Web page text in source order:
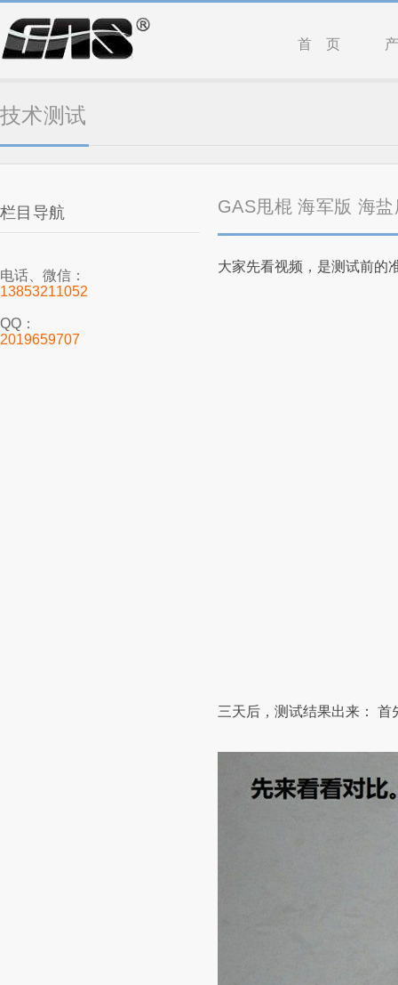
首 页
技术测试
栏目导航
电话、微信：
13853211052
QQ：
2019659707
GAS甩棍 海军版 海
大家先看视频，是测试前的
三天后，测试结果出来： 首